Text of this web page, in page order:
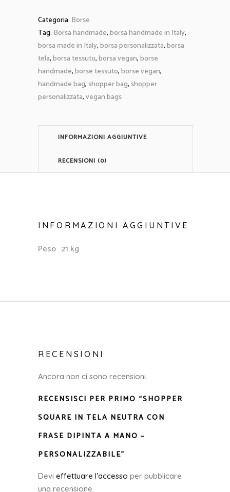
Categoria: Borse
Tag: Borsa handmade,borsa handmade in Italy,
borsa made in Italy,borsa personalizzata,borsa
tela,borsa tessuto,borsa vegan,borse
handmade,borse tessuto,borse vegan,
handmade bag, shopper bag, shopper
personalizzata,vegan bags
INFORMAZIONI AGGIUNTIVE
RECENSIONI (0)
INFORMAZIONI AGGIUNTIVE
Peso 21 kg
RECENSIONI
Ancora non ci sono recensioni.
RECENSISCI PER PRIMO “SHOPPER
SQUARE IN TELA NEUTRA CON
FRASE DIPINTA A MANO –
PERSONALIZZABILE”
Devi effettuare l’accesso per pubblicare
una recensione.